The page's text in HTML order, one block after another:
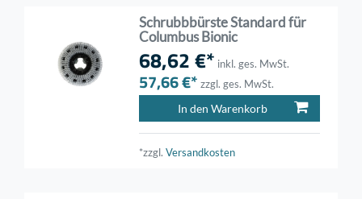
Schrubbbürste Standard für
Columbus Bionic
68,62 €* inkl. ges. MwSt.
57,66 €* zzgl. ges. MwSt.
In den Warenkorb
*zzgl.Versandkosten